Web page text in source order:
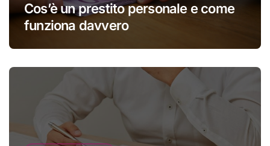
Cos’è un prestito personale e come
funziona davvero